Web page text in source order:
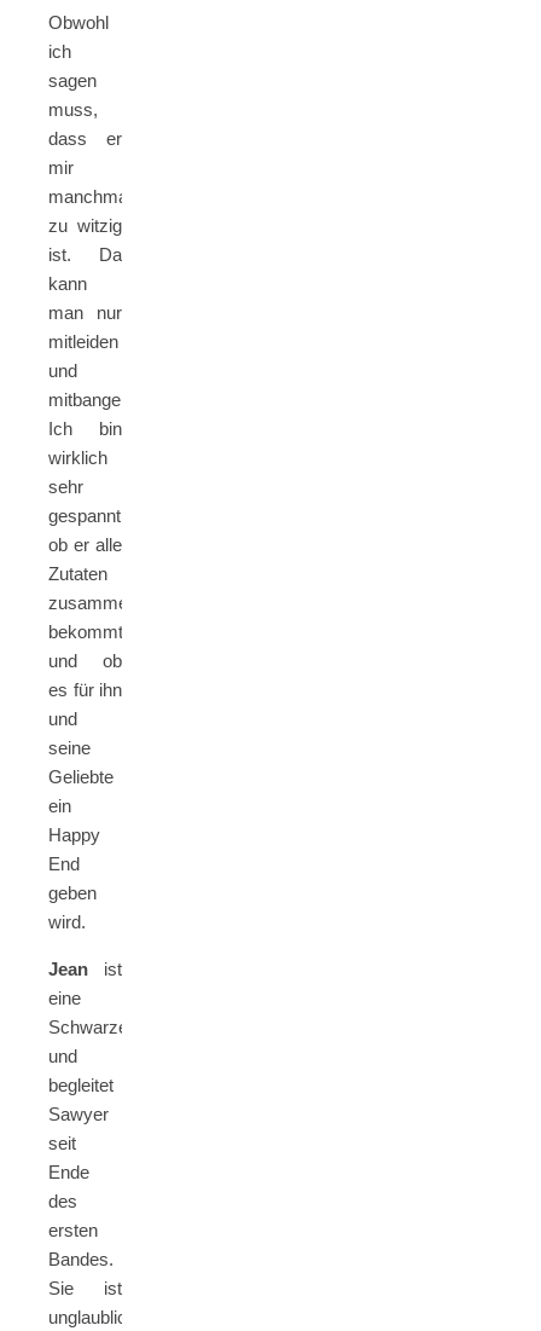
Obwohl
ich
sagen
muss,
dass er
mir
manchmal
zu witzig
ist. Da
kann
man nur
mitleiden
und
mitbangen.
Ich bin
wirklich
sehr
gespannt,
ob er alle
Zutaten
zusammen
bekommt
und ob
es für ihn
und
seine
Geliebte
ein
Happy
End
geben
wird.
Jean ist
eine
Schwarzelfe
und
begleitet
Sawyer
seit
Ende
des
ersten
Bandes.
Sie ist
unglaublich